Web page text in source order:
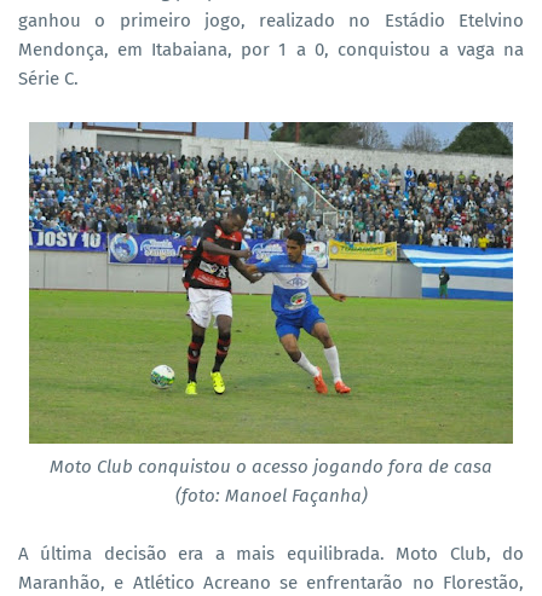
ganhou o primeiro jogo, realizado no Estádio Etelvino
Mendonça, em Itabaiana, por 1 a 0, conquistou a vaga na
Série C.
Moto Club conquistou o acesso jogando fora de casa
(foto: Manoel Façanha)
A última decisão era a mais equilibrada. Moto Club, do
Maranhão, e Atlético Acreano se enfrentarão no Florestão,